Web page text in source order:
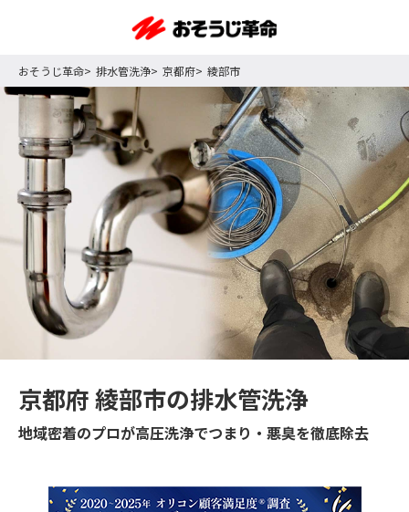
おそうじ革命 排水管洗浄 京都府 綾部市
京都府 綾部市の排水管洗浄
地域密着のプロが高圧洗浄でつまり・悪臭を徹底除去